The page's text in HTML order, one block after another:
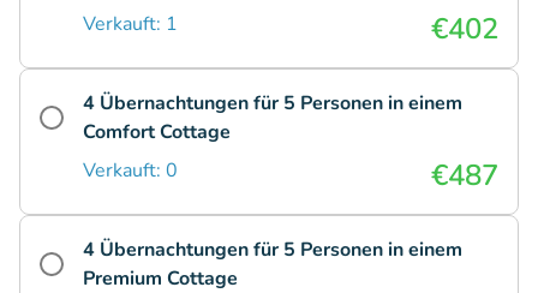
Verkauft: 1
€402
4 Übernachtungen für 5 Personen in einem
Comfort Cottage
Verkauft: 0
€487
4 Übernachtungen für 5 Personen in einem
Premium Cottage